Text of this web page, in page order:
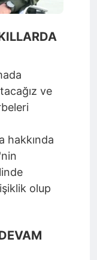
ve
hakkında
olup